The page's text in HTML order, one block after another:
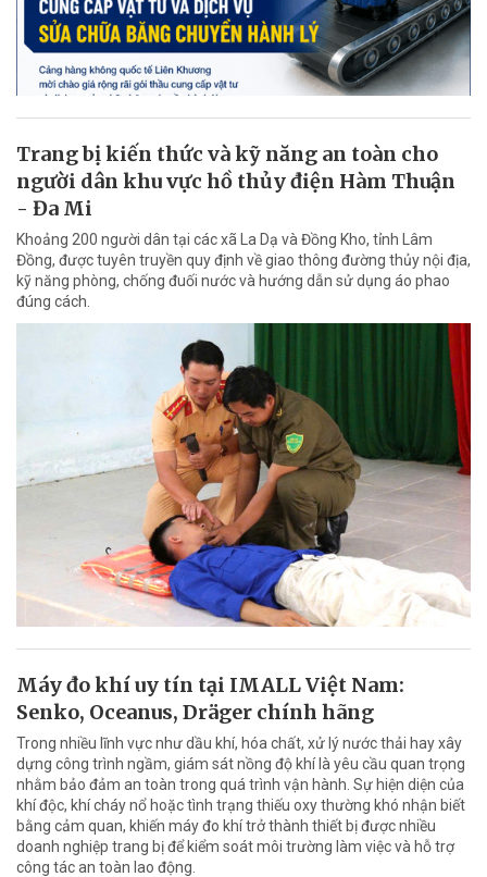
Trang bị kiến thức và kỹ năng an toàn cho
người dân khu vực hồ thủy điện Hàm Thuận
- Đa Mi
Khoảng 200 người dân tại các xã La Dạ và Đồng Kho, tỉnh Lâm
Đồng, được tuyên truyền quy định về giao thông đường thủy nội địa,
kỹ năng phòng, chống đuối nước và hướng dẫn sử dụng áo phao
đúng cách.
Máy đo khí uy tín tại IMALL Việt Nam:
Senko, Oceanus, Dräger chính hãng
Trong nhiều lĩnh vực như dầu khí, hóa chất, xử lý nước thải hay xây
dựng công trình ngầm, giám sát nồng độ khí là yêu cầu quan trọng
nhằm bảo đảm an toàn trong quá trình vận hành. Sự hiện diện của
khí độc, khí cháy nổ hoặc tình trạng thiếu oxy thường khó nhận biết
bằng cảm quan, khiến máy đo khí trở thành thiết bị được nhiều
doanh nghiệp trang bị để kiểm soát môi trường làm việc và hỗ trợ
công tác an toàn lao động.